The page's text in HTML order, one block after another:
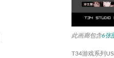
此画廊包含6张
T34游戏系列